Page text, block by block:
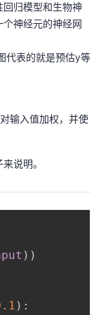
归模型和生物神
神经元的神经网
代表的就是预估y等
输入值加权，并使
说明。
) )
) :